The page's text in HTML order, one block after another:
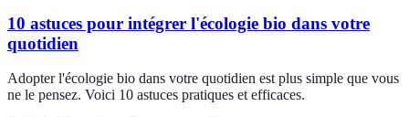
10 astuces pour intégrer l'écologie bio dans votre
quotidien
Adopter l'écologie bio dans votre quotidien est plus simple que vous
ne le pensez. Voici 10 astuces pratiques et efficaces.